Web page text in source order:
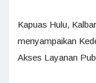
Kapuas Hulu,
menyampaikan
Akses Layanan